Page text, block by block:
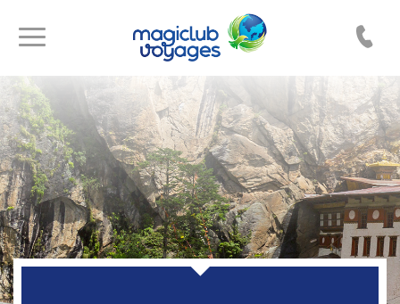
Toggle
Toggle
navigation